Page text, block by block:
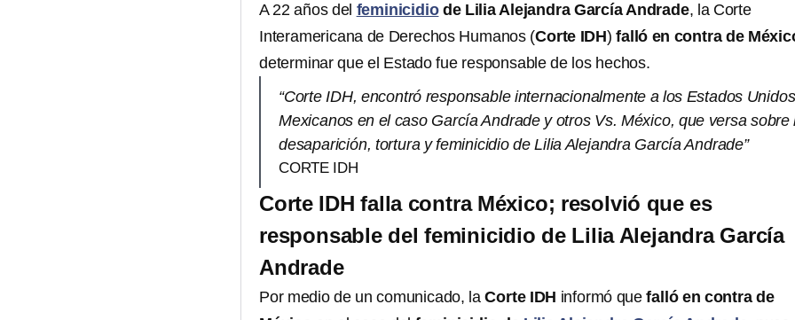
A 22 años del feminicidiode Lilia Alejandra García Andrade, la Corte
Interamericana de Derechos Humanos (Corte IDH)falló en contra de
determinar que el Estado fue responsable de los hechos.
“Corte IDH, encontró responsable internacionalmente a los Estados Unidos
Mexicanos en el caso García Andrade y otros Vs. México, que versa sobre
desaparición, tortura y feminicidio de Lilia Alejandra García Andrade”
CORTE IDH
Corte IDH falla contra México; resolvió que es
responsable del feminicidio de Lilia Alejandra García
Andrade
Por medio de un comunicado, laCorte IDH informó quefalló en contra de